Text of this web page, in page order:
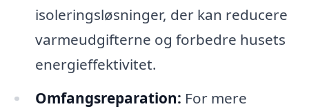
isoleringsløsninger, der kan reducere
varmeudgifterne og forbedre husets
energieffektivitet.
Omfangsreparation: For mere